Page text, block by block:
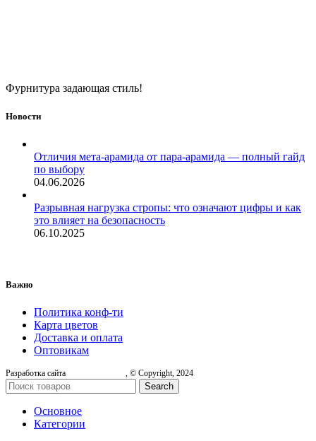
Фурнитура задающая стиль!
Новости
Отличия мета-арамида от пара-арамида — полный гайд
по выбору
04.06.2026
Разрывная нагрузка стропы: что означают цифры и как
это влияет на безопасность
06.10.2025
Важно
Политика конф-ти
Карта цветов
Доставка и оплата
Оптовикам
Разработка сайта , © Copyright, 2024
Search
Основное
Категории